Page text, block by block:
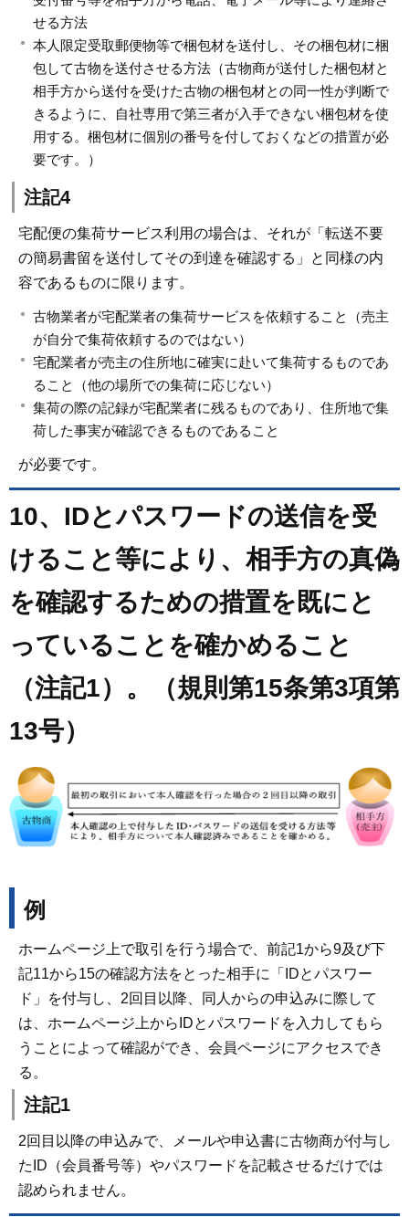
せる方法
本人限定受取郵便物等で梱包材を送付し、その梱包材に梱
包して古物を送付させる方法（古物商が送付した梱包材と
相手方から送付を受けた古物の梱包材との同一性が判断で
きるように、自社専用で第三者が入手できない梱包材を使
用する。梱包材に個別の番号を付しておくなどの措置が必
要です。）
注記4
宅配便の集荷サービス利用の場合は、それが「転送不要
の簡易書留を送付してその到達を確認する」と同様の内
容であるものに限ります。
古物業者が宅配業者の集荷サービスを依頼すること（売主
が自分で集荷依頼するのではない）
宅配業者が売主の住所地に確実に赴いて集荷するものであ
ること（他の場所での集荷に応じない）
集荷の際の記録が宅配業者に残るものであり、住所地で集
荷した事実が確認できるものであること
が必要です。
10、IDとパスワードの送信を受
けること等により、相手方の真偽
を確認するための措置を既にと
っていることを確かめること
（注記1）。（規則第15条第3項第
13号）
例
ホームページ上で取引を行う場合で、前記1から9及び下
記11から15の確認方法をとった相手に「IDとパスワー
ド」を付与し、2回目以降、同人からの申込みに際して
は、ホームページ上からIDとパスワードを入力してもら
うことによって確認ができ、会員ページにアクセスでき
る。
注記1
2回目以降の申込みで、メールや申込書に古物商が付与し
たID（会員番号等）やパスワードを記載させるだけでは
認められません。